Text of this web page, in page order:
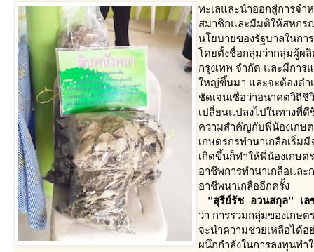
ทะเลและนำออกสู่การจ
สมาชิกและมีมติให้สหกร
นโยบายของรัฐบาลในกา
ดยตั้งชื่อกลุ่มว่ากลุ่มผู้ผลิ
กรุงเทพ จำกัด และมีกา
หญ่ขึ้นมา และจะต้องดำเ
ชัดเจนเชื่อว่าอนาคตวิถีชี
เปลี่ยนแปลงไปในทางที่
ความสำคัญกับพี่น้องเกษ
เกษตรกรทำนาเกลือเริ่
เกิดขึ้นก็ทำให้พี่น้องเกษ
อาชีพการทำนาเกลือแล
อาชีพนาเกลืออีกครั้ง
"สุรีย์รัช อวนสกุล" เล
ว่า การรวมกลุ่มของเกษ
จะนำความช่วยเหลือได้อ
ผนึกกำลังในการลงทุนท